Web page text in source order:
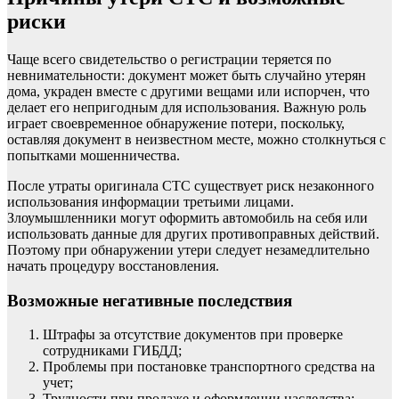
риски
Чаще всего свидетельство о регистрации теряется по
невнимательности: документ может быть случайно утерян
дома, украден вместе с другими вещами или испорчен, что
делает его непригодным для использования. Важную роль
играет своевременное обнаружение потери, поскольку,
оставляя документ в неизвестном месте, можно столкнуться с
попытками мошенничества.
После утраты оригинала СТС существует риск незаконного
использования информации третьими лицами.
Злоумышленники могут оформить автомобиль на себя или
использовать данные для других противоправных действий.
Поэтому при обнаружении утери следует незамедлительно
начать процедуру восстановления.
Возможные негативные последствия
Штрафы за отсутствие документов при проверке
сотрудниками ГИБДД;
Проблемы при постановке транспортного средства на
учет;